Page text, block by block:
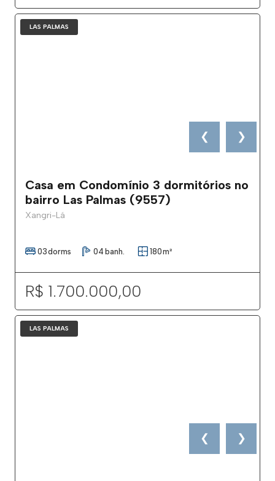
❮ ❯
LAS PALMAS
Casa em Condomínio 3 dormitórios no
bairro Las Palmas (9557)
Xangri-Lá
03dorms 04 banh. 180m²
R$ 1.700.000,00
❮ ❯
LAS PALMAS